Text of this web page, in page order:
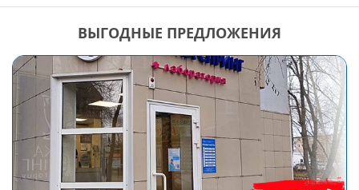
ВЫГОДНЫЕ ПРЕДЛОЖЕНИЯ